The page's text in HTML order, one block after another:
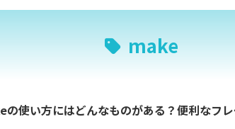
make
の使い方にはどんなものがある？便利なフレ